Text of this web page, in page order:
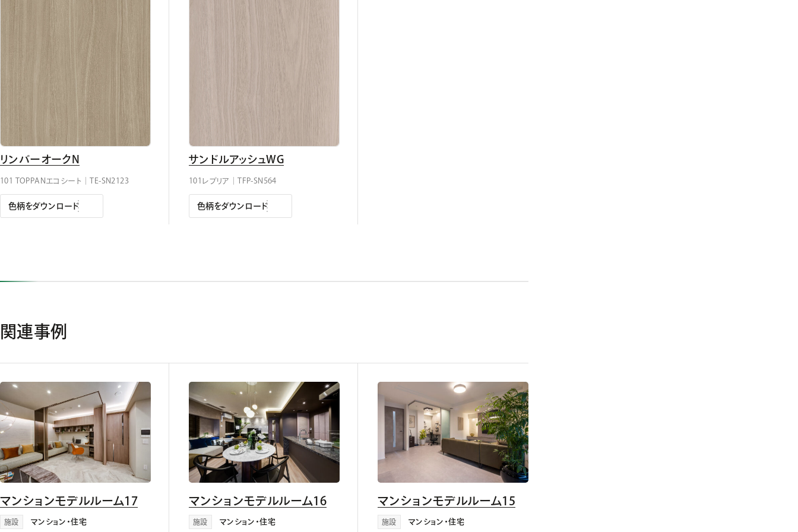
リンバーオークN
101 TOPPANエコシート｜TE-SN2123
色柄をダウンロード
サンドルアッシュWG
101レプリア｜TFP-SN564
色柄をダウンロード
関連事例
マンションモデルルーム17
施設 マンション・住宅
マンションモデルルーム16
施設 マンション・住宅
マンションモデルルーム15
施設 マンション・住宅